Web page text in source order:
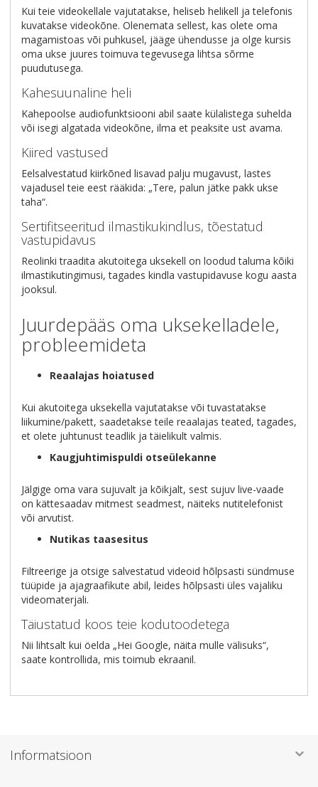
Kui teie videokellale vajutatakse, heliseb helikell ja telefonis
kuvatakse videokõne. Olenemata sellest, kas olete oma
magamistoas või puhkusel, jääge ühendusse ja olge kursis
oma ukse juures toimuva tegevusega lihtsa sõrme
puudutusega.
Kahesuunaline heli
Kahepoolse audiofunktsiooni abil saate külalistega suhelda
või isegi algatada videokõne, ilma et peaksite ust avama.
Kiired vastused
Eelsalvestatud kiirkõned lisavad palju mugavust, lastes
vajadusel teie eest rääkida: „Tere, palun jätke pakk ukse
taha“.
Sertifitseeritud ilmastikukindlus, tõestatud
vastupidavus
Reolinki traadita akutoitega uksekell on loodud taluma kõiki
ilmastikutingimusi, tagades kindla vastupidavuse kogu aasta
jooksul.
Juurdepääs oma uksekelladele,
probleemideta
Reaalajas hoiatused
Kui akutoitega uksekella vajutatakse või tuvastatakse
liikumine/pakett, saadetakse teile reaalajas teated, tagades,
et olete juhtunust teadlik ja täielikult valmis.
Kaugjuhtimispuldi otseülekanne
Jälgige oma vara sujuvalt ja kõikjalt, sest sujuv live-vaade
on kättesaadav mitmest seadmest, näiteks nutitelefonist
või arvutist.
Nutikas taasesitus
Filtreerige ja otsige salvestatud videoid hõlpsasti sündmuse
tüüpide ja ajagraafikute abil, leides hõlpsasti üles vajaliku
videomaterjali.
Täiustatud koos teie kodutoodetega
Nii lihtsalt kui öelda „Hei Google, näita mulle välisuks“,
saate kontrollida, mis toimub ekraanil.
Informatsioon